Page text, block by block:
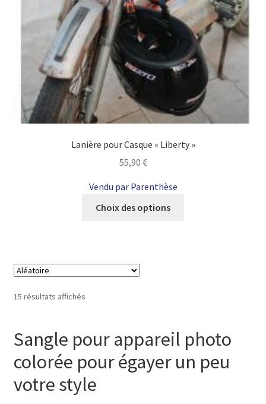
Lanière pour Casque « Liberty »
55,90 €
Vendu par Parenthèse
Choix des options
choisies
sur
la
15 résultats affichés
Sangle pour appareil photo
colorée pour égayer un peu
votre style